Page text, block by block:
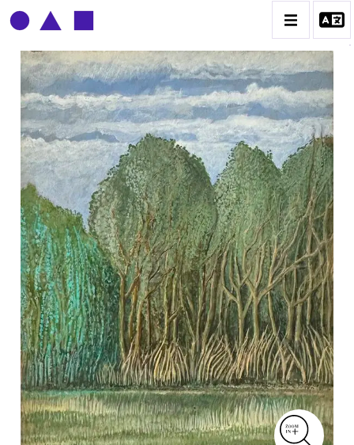
CLAUDE GROBÉTY
BIOGRAPHIE
CATALOGUE DES OEUVRES
CONTACT